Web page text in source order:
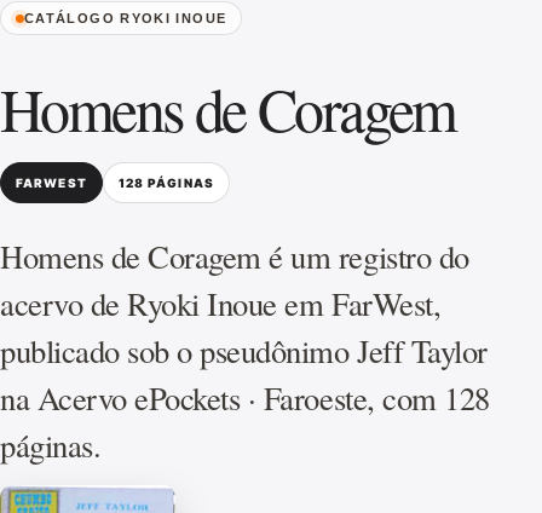
CATÁLOGO RYOKI INOUE
Homens de Coragem
FARWEST 128 PÁGINAS
Homens de Coragem é um registro do
acervo de Ryoki Inoue em FarWest,
publicado sob o pseudônimo Jeff Taylor
na Acervo ePockets · Faroeste, com 128
páginas.